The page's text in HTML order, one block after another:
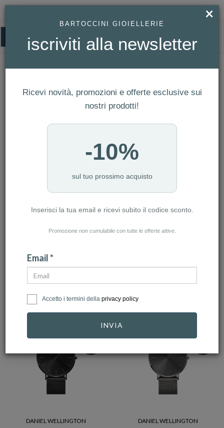
DANIEL WELLINGTON
CATEGORIA: ANELLI
CATEGORIA: BRACCIALI
CATEGORIA: COLLANE
CATEGORIA: GEMELLI
CATEGORIA: OROLOGI
CATEGORIA: PORTACHIAVI
NUMERO ARTICOLI:8
DANIEL WELLINGTON DANIEL WELLINGTON
×
BARTOCCINI GIOIELLERIE
iscriviti alla newsletter
Ricevi novità, promozioni e offerte esclusive sui
nostri prodotti!
-10%
sul tuo prossimo acquisto
Inserisci la tua email e ricevi subito il codice sconto.
Promozione non cumulabile con tutte le offerte attive.
Email *
Accetto i termini della privacy policy
INVIA